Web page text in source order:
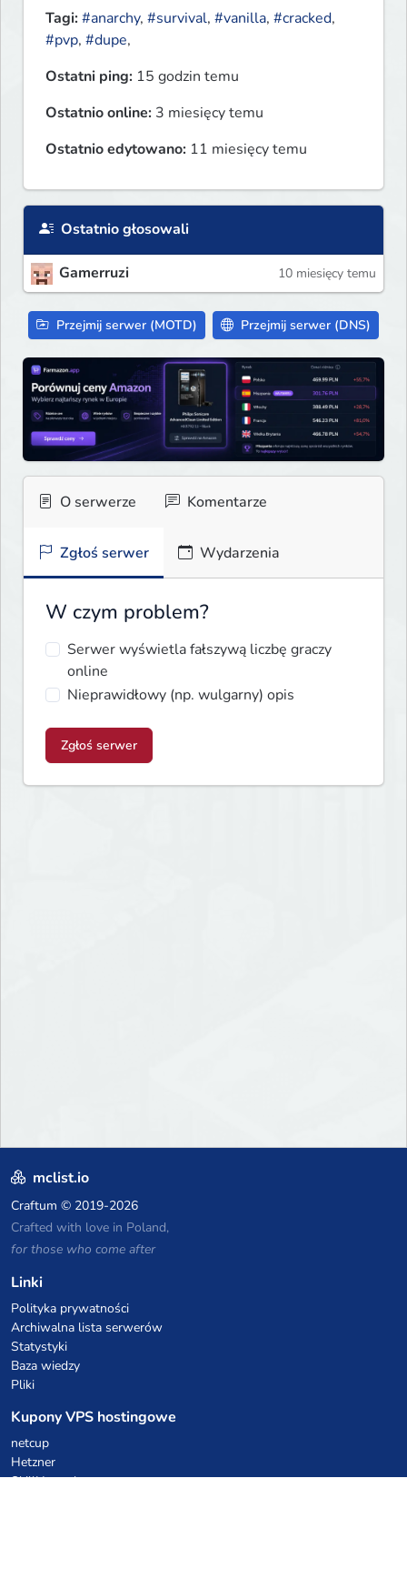
Tagi:#anarchy, #survival, #vanilla, #cracked,
#pvp, #dupe,
Ostatni ping: 15 godzin temu
Ostatnio online: 3 miesięcy temu
Ostatnio edytowano: 11 miesięcy temu
Ostatnio głosowali
Gamerruzi 10 miesięcy temu
Przejmij serwer (MOTD) Przejmij serwer (DNS)
O serwerze Komentarze
Zgłoś serwer Wydarzenia
W czym problem?
Serwer wyświetla fałszywą liczbę graczy
online
Nieprawidłowy (np. wulgarny) opis
Zgłoś serwer
mclist.io
Craftum © 2019-2026
Crafted with love in Poland,
for those who come after
Linki
Polityka prywatności
Archiwalna lista serwerów
Statystyki
Baza wiedzy
Pliki
Kupony VPS hostingowe
netcup
Hetzner
SkillHost.pl